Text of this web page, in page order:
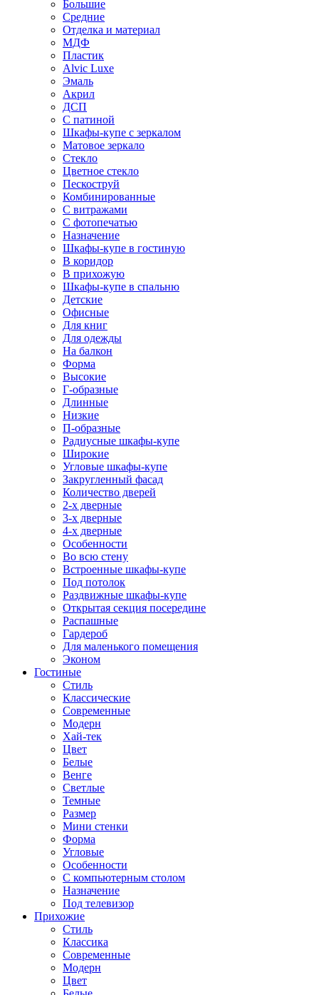
Большие
Средние
Отделка и материал
МДФ
Пластик
Alvic Luxe
Эмаль
Акрил
ДСП
С патиной
Шкафы-купе с зеркалом
Матовое зеркало
Стекло
Цветное стекло
Пескоструй
Комбинированные
С витражами
С фотопечатью
Назначение
Шкафы-купе в гостиную
В коридор
В прихожую
Шкафы-купе в спальню
Детские
Офисные
Для книг
Для одежды
На балкон
Форма
Высокие
Г-образные
Длинные
Низкие
П-образные
Радиусные шкафы-купе
Широкие
Угловые шкафы-купе
Закругленный фасад
Количество дверей
2-х дверные
3-х дверные
4-х дверные
Особенности
Во всю стену
Встроенные шкафы-купе
Под потолок
Раздвижные шкафы-купе
Открытая секция посередине
Распашные
Гардероб
Для маленького помещения
Эконом
Гостиные
Стиль
Классические
Современные
Модерн
Хай-тек
Цвет
Белые
Венге
Светлые
Темные
Размер
Мини стенки
Форма
Угловые
Особенности
С компьютерным столом
Назначение
Под телевизор
Прихожие
Стиль
Классика
Современные
Модерн
Цвет